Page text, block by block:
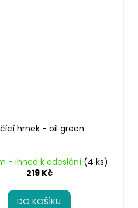
hrnek - oil green
- ihned k odeslání (4 ks)
219 Kč
DO KOŠÍKU